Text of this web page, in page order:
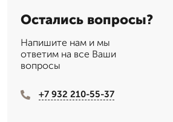
Остались вопросы?
Напишите нам и мы
ответим на все Ваши
вопросы
+7 932 210-55-37